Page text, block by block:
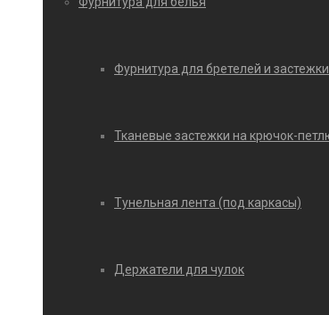
Фурнитура для бретелей и застежки
Тканевые застежки на крючок-
Тунельная лента (под каркасы)
Держатели для чулок